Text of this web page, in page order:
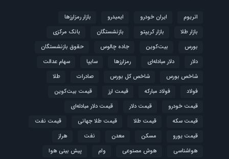
اتریوم ایران خودرو ایمیدرو
بازار رمزارزها
بازار طلا
بازار کریپتو بازنشستگان
بانک مرکزی
بورس
بیت‌کوین جاده چالوس
حقوق بازنشستگان
دلار
دلار مبادله‌ای رمزارزها سایپا
سهام عدالت
شاخص بورس
شاخص کل بورس صادرات
طلا
فولاد
فولاد مبارکه قیمت ارز
قیمت بیت‌کوین
قیمت خودرو
قیمت دلار
قیمت دلار مبادله‌ای
قیمت سکه
قیمت طلا قیمت طلا جهانی
قیمت نفت
قیمت یورو
مسکن معدن نفت
هراز
هواشناسی
هوش مصنوعی وام
پیش بینی هوا